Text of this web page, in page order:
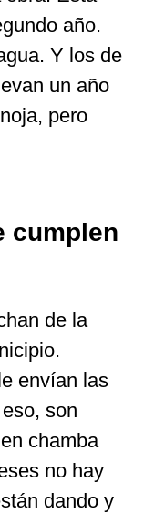
año.
Y los de
un año
pero
cumplen
de la
envían las
son
chamba
no hay
dando y